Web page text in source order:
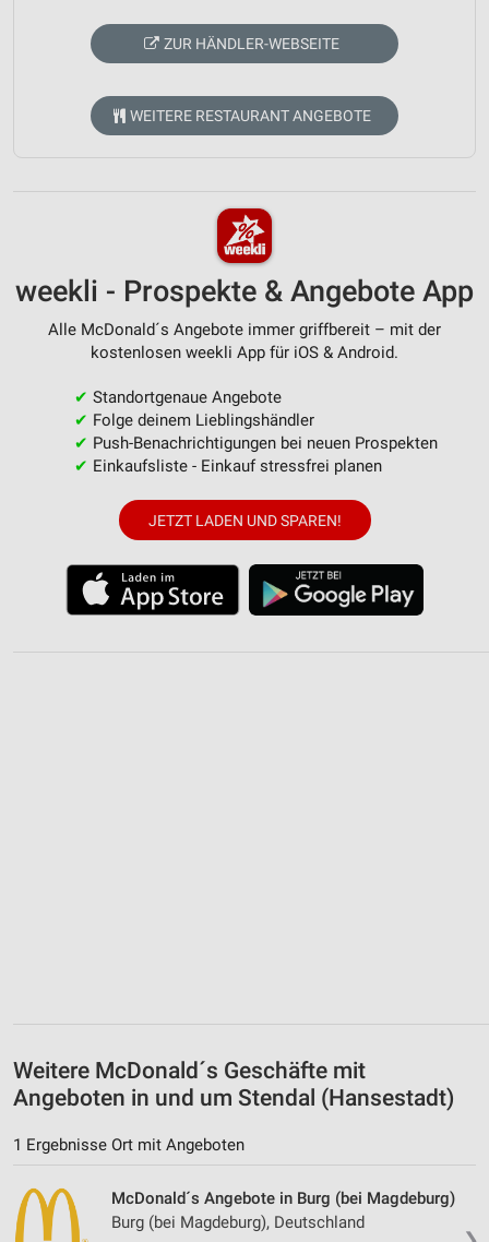
ZUR HÄNDLER-WEBSEITE
WEITERE RESTAURANT ANGEBOTE
weekli - Prospekte & Angebote App
Alle McDonald´s Angebote immer griffbereit – mit der
kostenlosen weekli App für iOS & Android.
✔ Standortgenaue Angebote
✔ Folge deinem Lieblingshändler
✔ Push-Benachrichtigungen bei neuen Prospekten
✔ Einkaufsliste - Einkauf stressfrei planen
JETZT LADEN UND SPAREN!
Weitere McDonald´s Geschäfte mit
Angeboten in und um Stendal (Hansestadt)
1 Ergebnisse Ort mit Angeboten
McDonald´s Angebote in Burg (bei Magdeburg)
Burg (bei Magdeburg), Deutschland